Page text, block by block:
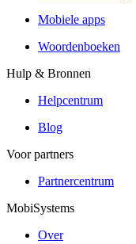
Mobiele apps
Woordenboeken
Hulp & Bronnen
Helpcentrum
Blog
Voor partners
Partnercentrum
MobiSystems
Over